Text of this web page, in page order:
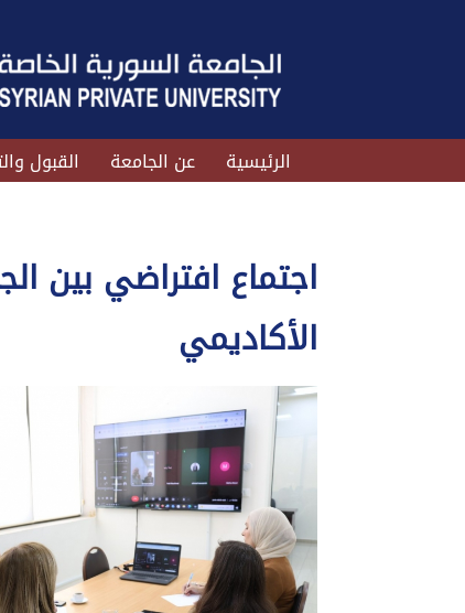
الرئيسية عن الجامعة القبول
اجتماع افتراضي بين
الأكاديمي